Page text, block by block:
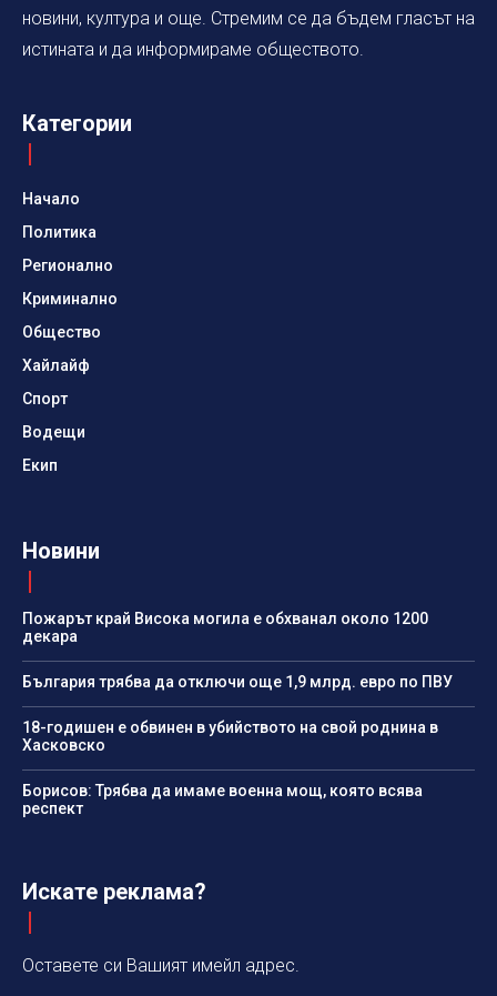
новини, култура и още. Стремим се да бъдем гласът на
истината и да информираме обществото.
Категории
Начало
Политика
Регионално
Криминално
Общество
Хайлайф
Спорт
Водещи
Екип
Новини
Пожарът край Висока могила е обхванал около 1200
декара
България трябва да отключи още 1,9 млрд. евро по ПВУ
18-годишен е обвинен в убийството на свой роднина в
Хасковско
Борисов: Трябва да имаме военна мощ, която всява
респект
Искате реклама?
Оставете си Вашият имейл адрес.